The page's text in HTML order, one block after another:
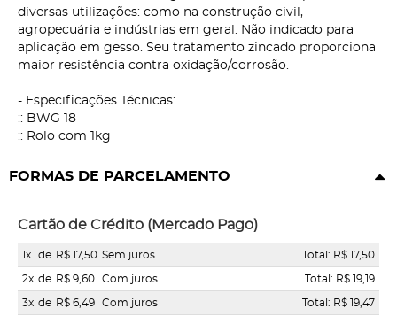
diversas utilizações: como na construção civil,
agropecuária e indústrias em geral. Não indicado para
aplicação em gesso. Seu tratamento zincado proporciona
maior resistência contra oxidação/corrosão.
- Especificações Técnicas:
:: BWG 18
:: Rolo com 1kg
FORMAS DE PARCELAMENTO
Cartão de Crédito (Mercado Pago)
1x de R$ 17,50 Sem juros Total: R$ 17,50
2x de R$ 9,60 Com juros Total: R$ 19,19
3x de R$ 6,49 Com juros Total: R$ 19,47